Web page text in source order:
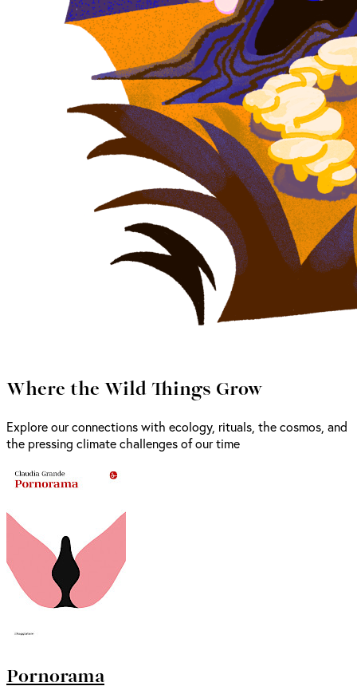
Where the Wild Things Grow
Explore our connections with ecology, rituals, the cosmos, and
the pressing climate challenges of our time
Pornorama